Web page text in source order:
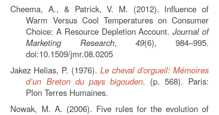
Cheema, A., & Patrick, V. M. (2012). Influence of
Warm Versus Cool Temperatures on Consumer
Choice: A Resource Depletion Account.Journal of
Marketing Research, 49(6), 984–995.
doi:10.1509/jmr.08.0205
Jakez Helias, P. (1976).Le cheval d’orgueil: Mémoires
d’un Breton du pays bigouden. (p. 568). Paris:
Plon Terres Humaines.
Nowak, M. A. (2006). Five rules for the evolution of